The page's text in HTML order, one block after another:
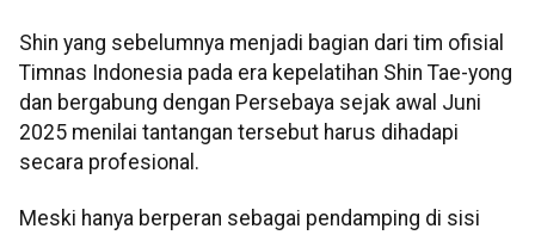
Shin yang sebelumnya menjadi bagian dari tim ofisial
Timnas Indonesia pada era kepelatihan Shin Tae-yong
dan bergabung dengan Persebaya sejak awal Juni
2025 menilai tantangan tersebut harus dihadapi
secara profesional.
Meski hanya berperan sebagai pendamping di sisi